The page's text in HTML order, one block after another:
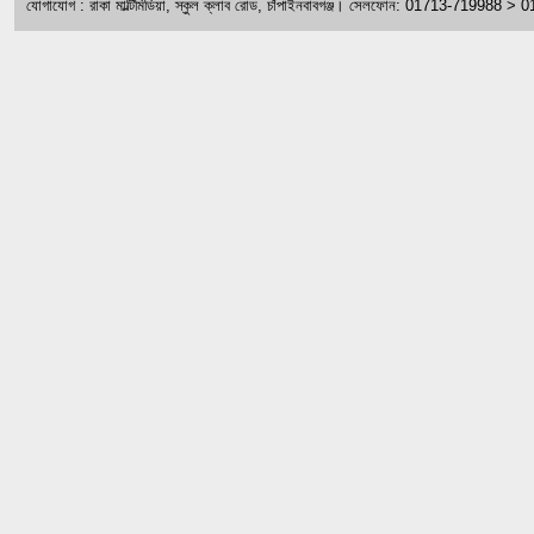
যোগাযোগ : রাকা মাল্টিমিডিয়া, স্কুল ক্লাব রোড, চাঁপাইনবাবগঞ্জ। সেলফোন: 01713-